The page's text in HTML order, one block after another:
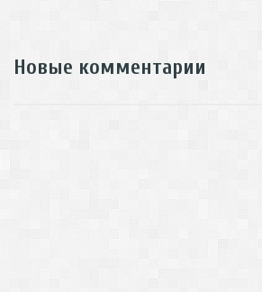
Новые комментарии